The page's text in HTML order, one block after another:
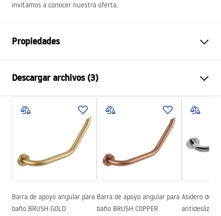
invitamos a conocer nuestra oferta.
Propiedades
Material
Tipo de grifo
Monomando
Método de instalación
Expuesta
Salida para bañera
Sí, orientable
Sistema Anti-Calc
Sí
Tecnología de recubrimiento
Chrome plating
Descargar archivos (3)
Información de seguridad
Safety_Information_Shower_set.pdf
Condiciones de garantía
Warranty_Terms_and_Conditions_Faucets_-_5.pdf
Instrucciones de montaje
shower_set.pdf
Barra de apoyo angular para
baño BRUSH GOLD
Barra de apoyo angular para
baño BRUSH COPPER
Asidero de